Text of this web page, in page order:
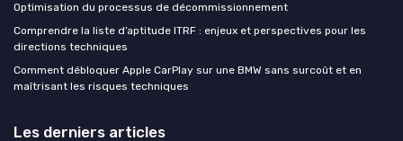
Optimisation du processus de décommissionnement
Comprendre la liste d’aptitude ITRF : enjeux et perspectives pour les
directions techniques
Comment débloquer Apple CarPlay sur une BMW sans surcoût et en
maîtrisant les risques techniques
Les derniers articles